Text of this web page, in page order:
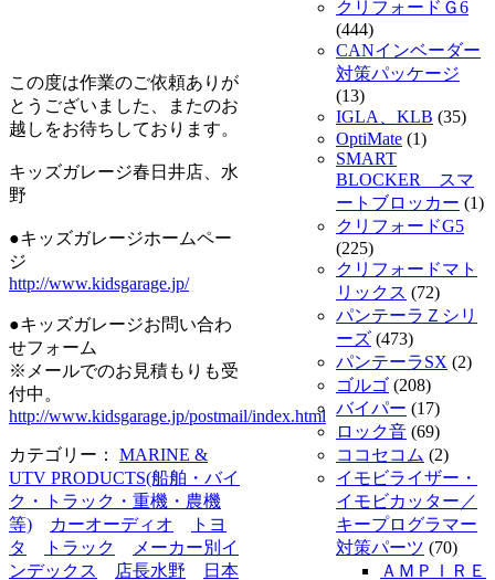
この度は作業のご依頼ありが
とうございました、またのお
越しをお待ちしております。
キッズガレージ春日井店、水
野
●キッズガレージホームペー
ジ
http://www.kidsgarage.jp/
●キッズガレージお問い合わ
せフォーム
※メールでのお見積もりも受
付中。
http://www.kidsgarage.jp/postmail/index.html
カテゴリー：
MARINE &
UTV PRODUCTS(船舶・バイ
ク・トラック・重機・農機
等)
カーオーディオ
トヨ
タ
トラック
メーカー別イ
ンデックス
店長水野 日本
クリフォードＧ6
(444)
CANインベーダー
対策パッケージ
(13)
IGLA、KLB (35)
OptiMate (1)
SMART
BLOCKER スマ
ートブロッカー (1)
クリフォードG5
(225)
クリフォードマト
リックス (72)
パンテーラＺシリ
ーズ (473)
パンテーラSX (2)
ゴルゴ (208)
バイパー (17)
ロック音 (69)
ココセコム (2)
イモビライザー・
イモビカッター／
キープログラマー
対策パーツ (70)
ＡＭＰＩＲＥ